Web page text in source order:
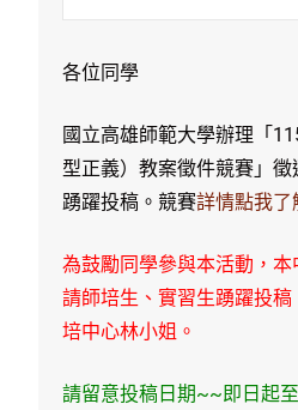
各位同學
國立高雄師範大學辦理「
型正義）教案徵件競賽」
踴躍投稿。競賽詳情點我了
為鼓勵同學參與本活動，本
請師培生、實習生踴躍投
培中心林小姐。
請留意投稿日期~~即日起